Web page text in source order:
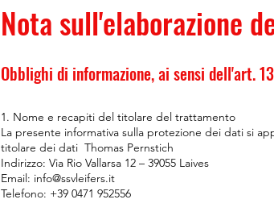
Nota sull'elaborazione
Obblighi di informazione, ai sensi dell'art.
1. Nome e recapiti del titolare del trattamento
La presente informativa sulla protezione dei dati si
titolare dei dati Thomas Pernstich
Indirizzo: Via Rio Vallarsa 12 – 39055 Laives
Email: info@ssvleifers.it
Telefono: +39 0471 952556